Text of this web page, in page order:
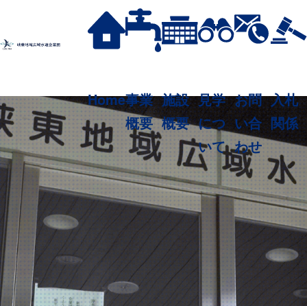
Home事業
概要
施設
概要
見学
につ
いて
お問
い合
わせ
入札
関係
news